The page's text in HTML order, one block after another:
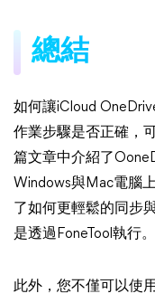
總結
如何讓iCloud
作業步驟是否正確，
篇文章中介紹了
Windows與Mac電腦
了如何更輕鬆的同步
是透過FoneTool執行。
此外，您不僅可以使